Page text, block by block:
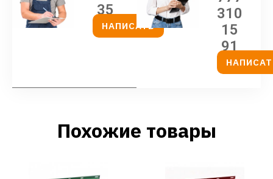
35
НАПИСАТЬ
310
15
91
Похожие товары